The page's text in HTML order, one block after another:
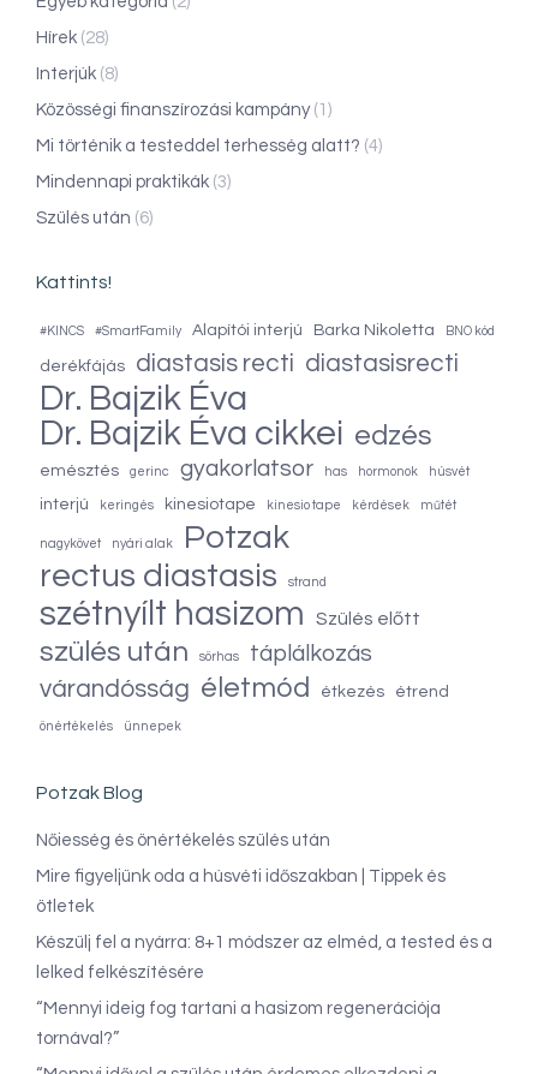
Hírek (28)
Interjúk (8)
Közösségi finanszírozási kampány(1)
Mi történik a testeddel terhesség alatt? (4)
Mindennapi praktikák (3)
Szülés után (6)
Kattints!
#KINCS #SmartFamily Alapítói interjú Barka Nikoletta BNO kód
derékfájás diastasis recti diastasisrecti
Dr. Bajzik Éva
Dr. Bajzik Éva cikkei edzés
emésztés gerinc gyakorlatsor has hormonok húsvét
interjú keringés kinesiotape kinesio tape kérdések műtét
nagykövet nyári alak
Potzak
rectus diastasis
strand
szétnyílt hasizom Szülés előtt
szülés után sörhas táplálkozás
várandósság életmód étkezés étrend
önértékelés ünnepek
Potzak Blog
Nőiesség és önértékelés szülés után
Mire figyeljünk oda a húsvéti időszakban | Tippek és
ötletek
Készülj fel a nyárra: 8+1 módszer az elméd, a tested és a
lelked felkészítésére
“Mennyi ideig fog tartani a hasizom regenerációja
tornával?”